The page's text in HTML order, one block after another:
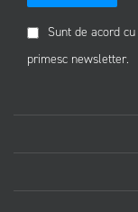
Sunt de acord cu
primesc newsletter.